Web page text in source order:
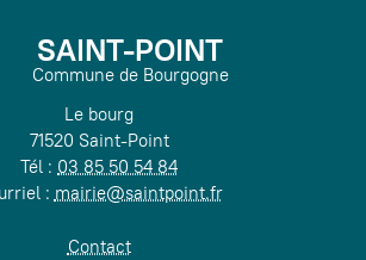
SAINT-POINT
Commune de Bourgogne
Le bourg
71520 Saint-Point
Tél : 03 85 50 54 84
: mairie@saintpoint.fr
Contact